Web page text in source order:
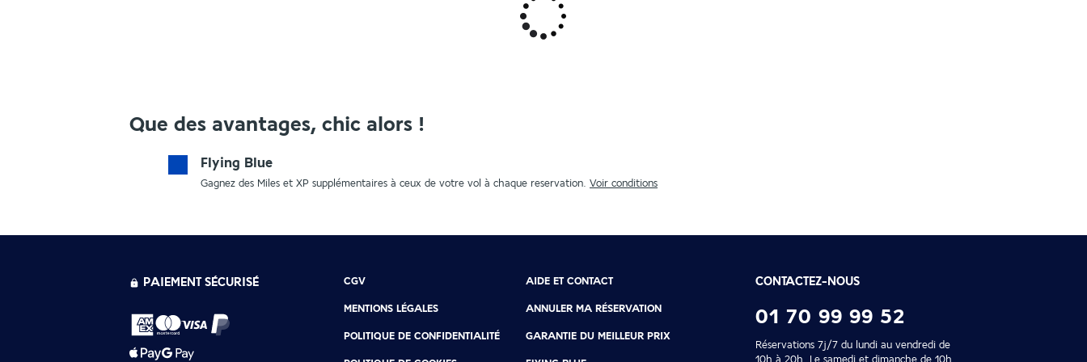
Que des avantages, chic alors !
Flying Blue
Gagnez des Miles et XP supplémentaires à ceux de votre vol à chaque reservation. Voir conditions
PAIEMENT SÉCURISÉ CONTACTEZ-NOUS
01 70 99 99 52
Réservations 7j/7 du lundi au vendredi de
10h à 20h. Le samedi et dimanche de 10h
CGV
MENTIONS LÉGALES
POLITIQUE DE CONFIDENTIALITÉ
AIDE ET CONTACT
ANNULER MA RÉSERVATION
GARANTIE DU MEILLEUR PRIX